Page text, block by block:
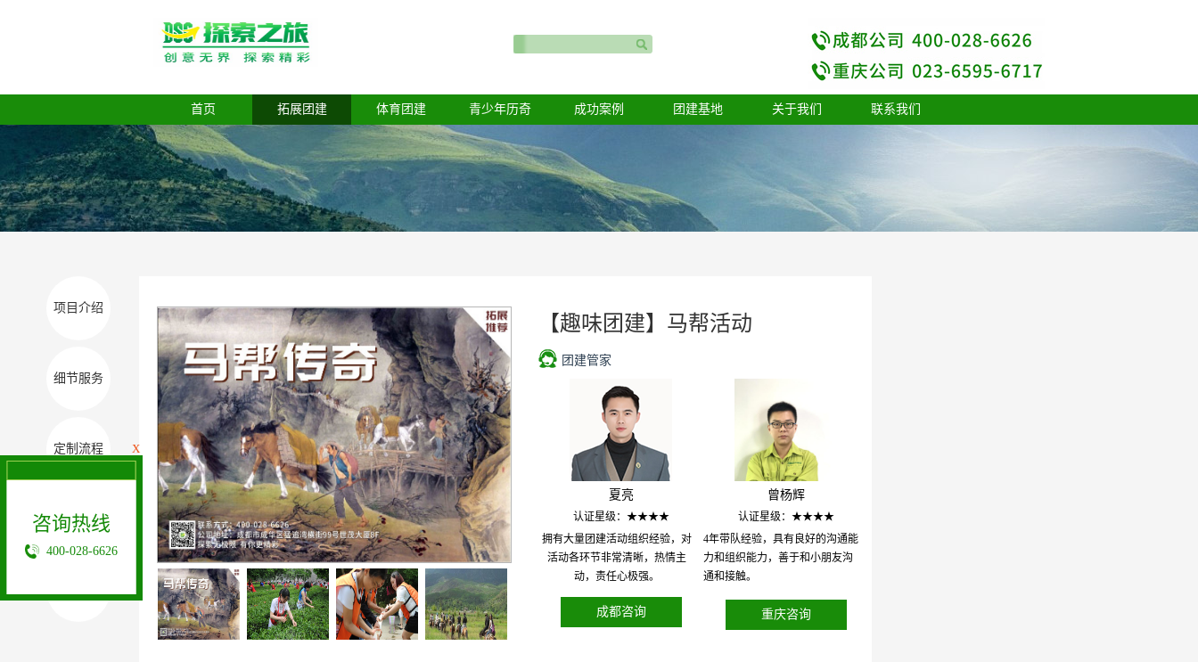
首页 拓展团建 体育团建 青少年历奇 成功案例 团建基地 关于我们 联系我们
项目介绍
细节服务
定制流程
相关案例
【趣味团建】马帮活动
团建管家
夏亮
认证星级：★★★★
拥有大量团建活动组织经验，对
活动各环节非常清晰，热情主
动，责任心极强。
成都咨询
曾杨辉
认证星级：★★★★
4年带队经验，具有良好的沟通能
力和组织能力，善于和小朋友沟
通和接触。
重庆咨询
X
咨询热线
400-028-6626